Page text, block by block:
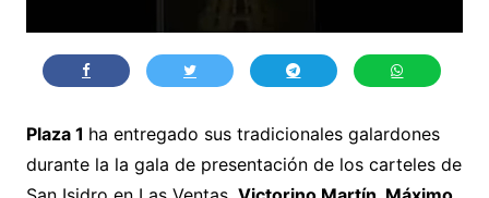
Plaza 1 ha entregado sus tradicionales galardones
durante la la gala de presentación de los carteles de